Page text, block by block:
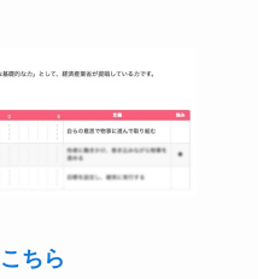
こちら